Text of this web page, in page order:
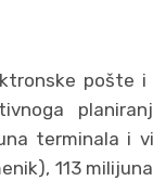
pošte
terminala i
113